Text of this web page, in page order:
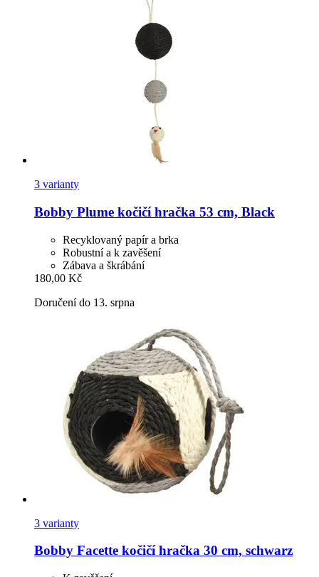
3 varianty
Bobby Plume kočičí hračka 53 cm, Black
Recyklovaný papír a brka
Robustní a k zavěšení
Zábava a škrábání
180,00 Kč
Doručení do 13. srpna
3 varianty
Bobby Facette kočičí hračka 30 cm, schwarz